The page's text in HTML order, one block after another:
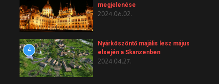
megjelenése
2024.06.02.
4
Nyárköszöntő majális lesz május
elsején a Skanzenben
2024.04.27.